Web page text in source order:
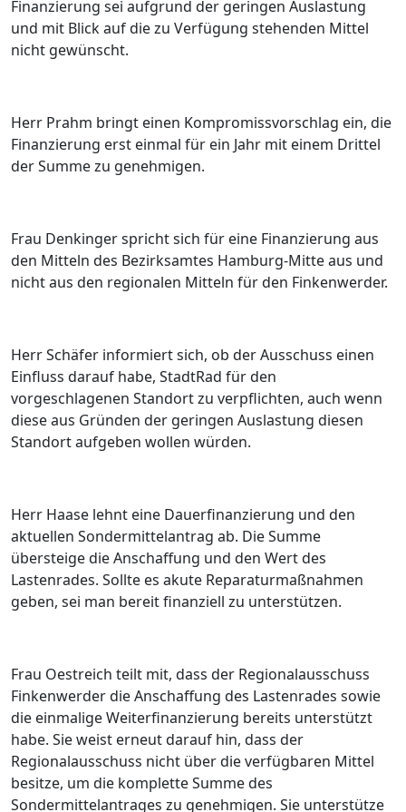
Finanzierung sei aufgrund der geringen Auslastung
und mit Blick auf die zu Verfügung stehenden Mittel
nicht gewünscht.
Herr Prahm bringt einen Kompromissvorschlag ein, die
Finanzierung erst einmal für ein Jahr mit einem Drittel
der Summe zu genehmigen.
Frau Denkinger spricht sich für eine Finanzierung aus
den Mitteln des Bezirksamtes Hamburg-Mitte aus und
nicht aus den regionalen Mitteln für den Finkenwerder.
Herr Schäfer informiert sich, ob der Ausschuss einen
Einfluss darauf habe, StadtRad für den
vorgeschlagenen Standort zu verpflichten, auch wenn
diese aus Gründen der geringen Auslastung diesen
Standort aufgeben wollen würden.
Herr Haase lehnt eine Dauerfinanzierung und den
aktuellen Sondermittelantrag ab. Die Summe
übersteige die Anschaffung und den Wert des
Lastenrades. Sollte es akute Reparaturmaßnahmen
geben, sei man bereit finanziell zu unterstützen.
Frau Oestreich teilt mit, dass der Regionalausschuss
Finkenwerder die Anschaffung des Lastenrades sowie
die einmalige Weiterfinanzierung bereits unterstützt
habe. Sie weist erneut darauf hin, dass der
Regionalausschuss nicht über die verfügbaren Mittel
besitze, um die komplette Summe des
Sondermittelantrages zu genehmigen. Sie unterstütze